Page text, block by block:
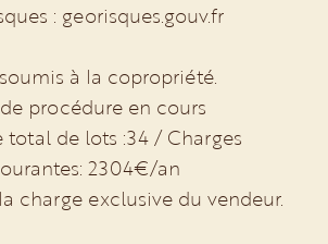
: georisques.gouv.fr
à la copropriété.
de procédure en cours
total de lots :34 / Charges
2304€/an
charge exclusive du vendeur.